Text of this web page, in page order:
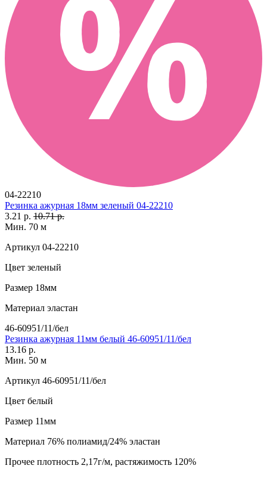
04-22210
Резинка ажурная 18мм зеленый 04-22210
3.21 р. 10.71 р.
Мин. 70 м
Артикул 04-22210
Цвет зеленый
Размер 18мм
Материал эластан
46-60951/11/бел
Резинка ажурная 11мм белый 46-60951/11/бел
13.16 р.
Мин. 50 м
Артикул 46-60951/11/бел
Цвет белый
Размер 11мм
Материал 76% полиамид/24% эластан
Прочее плотность 2,17г/м, растяжимость 120%